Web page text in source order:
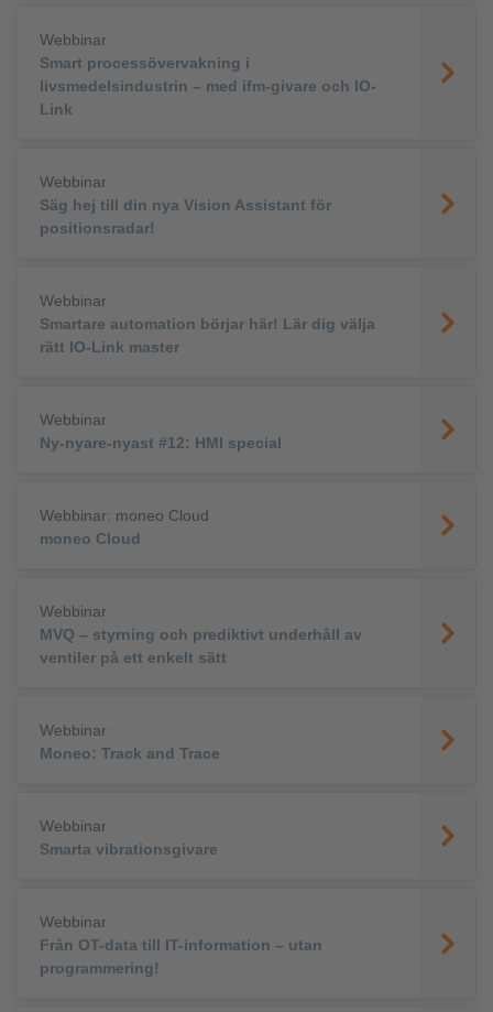
Webbinar
Smart processövervakning i
livsmedelsindustrin – med ifm-givare och IO-
Link
Webbinar
Säg hej till din nya Vision Assistant för
positionsradar!
Webbinar
Smartare automation börjar här! Lär dig välja
rätt IO-Link master
Webbinar
Ny-nyare-nyast #12: HMI special
Webbinar: moneo Cloud
moneo Cloud
Webbinar
MVQ – styrning och prediktivt underhåll av
ventiler på ett enkelt sätt
Webbinar
Moneo: Track and Trace
Webbinar
Smarta vibrationsgivare
Webbinar
Från OT-data till IT-information – utan
programmering!